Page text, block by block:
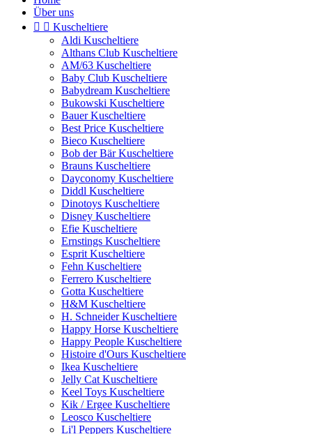
Über uns
  Kuscheltiere
Aldi Kuscheltiere
Althans Club Kuscheltiere
AM/63 Kuscheltiere
Baby Club Kuscheltiere
Babydream Kuscheltiere
Bukowski Kuscheltiere
Bauer Kuscheltiere
Best Price Kuscheltiere
Bieco Kuscheltiere
Bob der Bär Kuscheltiere
Brauns Kuscheltiere
Dayconomy Kuscheltiere
Diddl Kuscheltiere
Dinotoys Kuscheltiere
Disney Kuscheltiere
Efie Kuscheltiere
Ernstings Kuscheltiere
Esprit Kuscheltiere
Fehn Kuscheltiere
Ferrero Kuscheltiere
Gotta Kuscheltiere
H&M Kuscheltiere
H. Schneider Kuscheltiere
Happy Horse Kuscheltiere
Happy People Kuscheltiere
Histoire d'Ours Kuscheltiere
Ikea Kuscheltiere
Jelly Cat Kuscheltiere
Keel Toys Kuscheltiere
Kik / Ergee Kuscheltiere
Leosco Kuscheltiere
Li'l Peppers Kuscheltiere